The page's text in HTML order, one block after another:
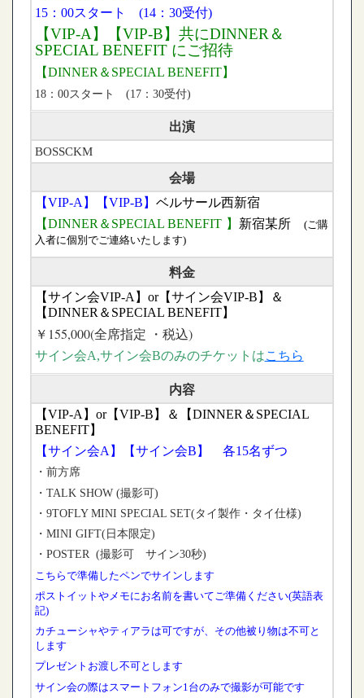
15：00スタート (14：30受付)
【VIP-A】【VIP-B】共にDINNER＆
SPECIAL BENEFIT にご招待
【DINNER＆SPECIAL BENEFIT】
18：00スタート (17：30受付)
出演
BOSSCKM
会場
【VIP-A】【VIP-B】 ベルサール西新宿
【DINNER＆SPECIAL BENEFIT 】 新宿某所 (ご購
入者に個別でご連絡いたします)
料金
【サイン会VIP-A】or【サイン会VIP-B】＆
【DINNER＆SPECIAL BENEFIT】
￥155,000(全席指定 ・税込)
サイン会A,サイン会Bのみのチケットはこちら
内容
【VIP-A】or【VIP-B】＆
【DINNER＆SPECIAL
BENEFIT】
【サイン会A】【サイン会B】 各15名ずつ
・前方席
・TALK SHOW (撮影可)
・9TOFLY MINI SPECIAL SET(タイ製作・タイ仕様)
・MINI GIFT(日本限定)
・POSTER (撮影可 サイン30秒)
こちらで準備したペンでサインします
ポストイットやメモにお名前を書いてご準備ください(英語表
記)
カチューシャやティアラは可ですが、その他被り物は不可と
します
プレゼントお渡し不可とします
サイン会の際はスマートフォン1台のみで撮影が可能です